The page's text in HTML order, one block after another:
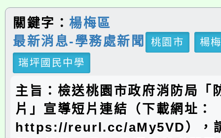
關鍵字： 楊梅區
最新消息-學務處新聞
桃園市
楊
瑞坪國民中學
主旨：檢送桃園市政府消防局「
片」宣導短片連結（下載網址：
https://reurl.cc/aMy5VD），